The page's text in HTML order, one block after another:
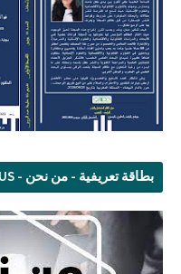
بطاقة تعريفية - من نحن - QUI SOMMES-NOUS